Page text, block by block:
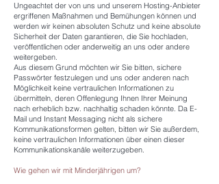
Ungeachtet der von uns und unserem Hosting-Anbieter
ergriffenen Maßnahmen und Bemühungen können und
werden wir keinen absoluten Schutz und keine absolute
Sicherheit der Daten garantieren, die Sie hochladen,
veröffentlichen oder anderweitig an uns oder andere
weitergeben.
Aus diesem Grund möchten wir Sie bitten, sichere
Passwörter festzulegen und uns oder anderen nach
Möglichkeit keine vertraulichen Informationen zu
übermitteln, deren Offenlegung Ihnen Ihrer Meinung
nach erheblich bzw. nachhaltig schaden könnte. Da E-
Mail und Instant Messaging nicht als sichere
Kommunikationsformen gelten, bitten wir Sie außerdem,
keine vertraulichen Informationen über einen dieser
Kommunikationskanäle weiterzugeben.
Wie gehen wir mit Minderjährigen um?